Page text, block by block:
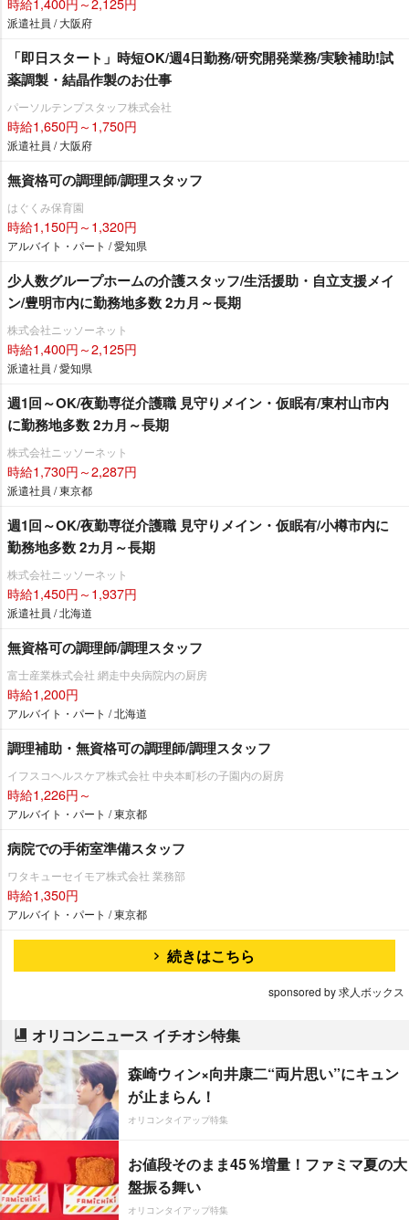
派遣社員 / 大阪府
「即日スタート」時短OK/週4日勤務/研究開発業務/実験補助!試
薬調製・結晶作製のお仕事
パーソルテンプスタッフ株式会社
時給1,650円～1,750円
派遣社員 / 大阪府
無資格可の調理師/調理スタッフ
はぐくみ保育園
時給1,150円～1,320円
アルバイト・パート / 愛知県
少人数グループホームの介護スタッフ/生活援助・自立支援メイ
ン/豊明市内に勤務地多数 2カ月～長期
株式会社ニッソーネット
時給1,400円～2,125円
派遣社員 / 愛知県
週1回～OK/夜勤専従介護職 見守りメイン・仮眠有/東村山市内
に勤務地多数 2カ月～長期
株式会社ニッソーネット
時給1,730円～2,287円
派遣社員 / 東京都
週1回～OK/夜勤専従介護職 見守りメイン・仮眠有/小樽市内に
勤務地多数 2カ月～長期
株式会社ニッソーネット
時給1,450円～1,937円
派遣社員 / 北海道
無資格可の調理師/調理スタッフ
富士産業株式会社 網走中央病院内の厨房
時給1,200円
アルバイト・パート / 北海道
調理補助・無資格可の調理師/調理スタッフ
イフスコヘルスケア株式会社 中央本町杉の子園内の厨房
時給1,226円～
アルバイト・パート / 東京都
病院での手術室準備スタッフ
ワタキューセイモア株式会社 業務部
時給1,350円
アルバイト・パート / 東京都
続きはこちら
sponsored by 求人ボックス
オリコンニュース イチオシ特集
森崎ウィン×向井康二“両片思い”にキュン
が止まらん！
オリコンタイアップ特集
お値段そのまま45％増量！ファミマ夏の大
盤振る舞い
オリコンタイアップ特集